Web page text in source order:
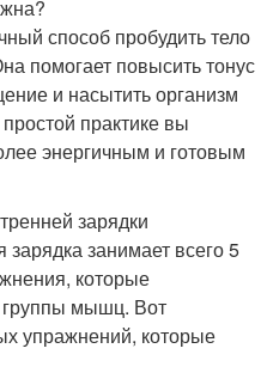
способ пробудить тело
помогает повысить тонус
и насытить организм
практике вы
энергичным и готовым
зарядки
занимает всего 5
которые
группы мышц. Вот
упражнений, которые